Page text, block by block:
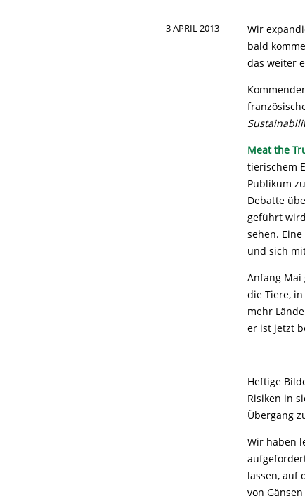
3 APRIL 2013
Wir
bald
das weiter
Meat the
tierischem
Publikum
Debatte
geführt
sehen.
und sich
Anfang
die Tiere,
mehr
er ist jetzt
Heftige
Risiken in
Übergang
Wir haben
lassen, auf
von